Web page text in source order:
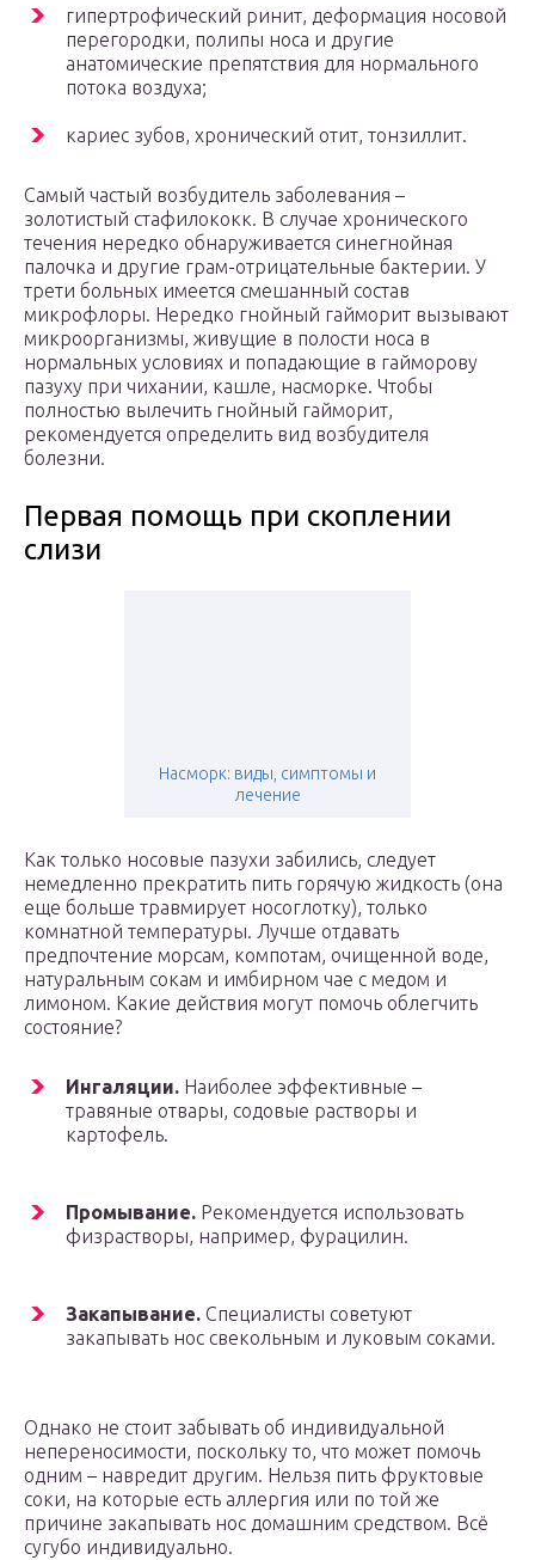
гипертрофический ринит, деформация носовой
перегородки, полипы носа и другие
анатомические препятствия для нормального
потока воздуха;
кариес зубов, хронический отит, тонзиллит.
Самый частый возбудитель заболевания –
золотистый стафилококк. В случае хронического
течения нередко обнаруживается синегнойная
палочка и другие грам-отрицательные бактерии. У
трети больных имеется смешанный состав
микрофлоры. Нередко гнойный гайморит вызывают
микроорганизмы, живущие в полости носа в
нормальных условиях и попадающие в гайморову
пазуху при чихании, кашле, насморке. Чтобы
полностью вылечить гнойный гайморит,
рекомендуется определить вид возбудителя
болезни.
Первая помощь при скоплении
слизи
Насморк: виды, симптомы и
лечение
Как только носовые пазухи забились, следует
немедленно прекратить пить горячую жидкость (она
еще больше травмирует носоглотку), только
комнатной температуры. Лучше отдавать
предпочтение морсам, компотам, очищенной воде,
натуральным сокам и имбирном чае с медом и
лимоном. Какие действия могут помочь облегчить
состояние?
Ингаляции. Наиболее эффективные –
травяные отвары, содовые растворы и
картофель.
Промывание. Рекомендуется использовать
физрастворы, например, фурацилин.
Закапывание. Специалисты советуют
закапывать нос свекольным и луковым соками.
Однако не стоит забывать об индивидуальной
непереносимости, поскольку то, что может помочь
одним – навредит другим. Нельзя пить фруктовые
соки, на которые есть аллергия или по той же
причине закапывать нос домашним средством. Всё
сугубо индивидуально.